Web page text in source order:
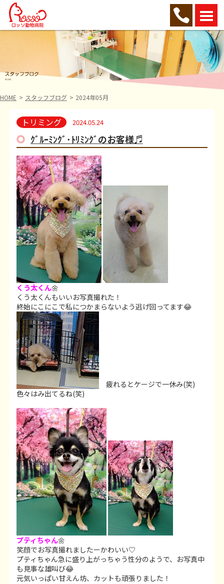
HOME スタッフブログ 2024年05月
トリミング 2024.05.24
ｸﾞﾙｰﾐﾝｸﾞ･ﾄﾘﾐﾝｸﾞのお客様♬
くう太くん🌼
くう太くんもいいお写真撮れた！
終始にこにこで私につかまらないよう逃げ回ってます😂
疲れるとケージで一休み(笑)
色々はみ出てるね(笑)
プティちゃん🌼
笑顔でお写真撮れましたーかわいい♡
プティちゃん急に盛り上がっちゃう性分のようで、お写真中
も見事な雄叫び😂
元気いっぱい甘えん坊、カットも頑張りました！